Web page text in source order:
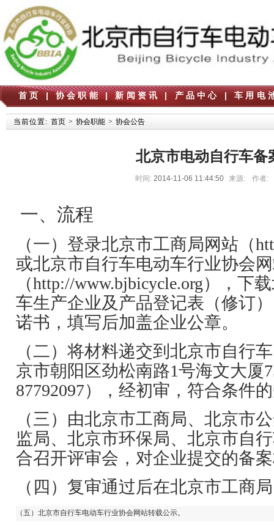
首页|协会职能|新闻资讯|产品中心|车用电
当前位置: 首页 > 协会职能 > 协会公告
北京市电动自行车备
时间: 2014-11-06 11:44:50 来源: 作者:
一、流程
（一）登录北京市工商局网站（
或北京市自行车电动车行业协会
（http://www.bjbicycle.org），下
车生产企业及产品登记表（修订
诺书，填写后加盖企业公章。
（二）将材料递交到北京市自行
京市朝阳区劲松南路1号海文大厦
87792097），经初审，符合条件
（三）由北京市工商局、北京市
监局、北京市环保局、北京市自
合召开评审会，对企业提交的备
（四）复审通过后在北京市工商
（五）北京市自行车电动车行业协会网站转载公示。